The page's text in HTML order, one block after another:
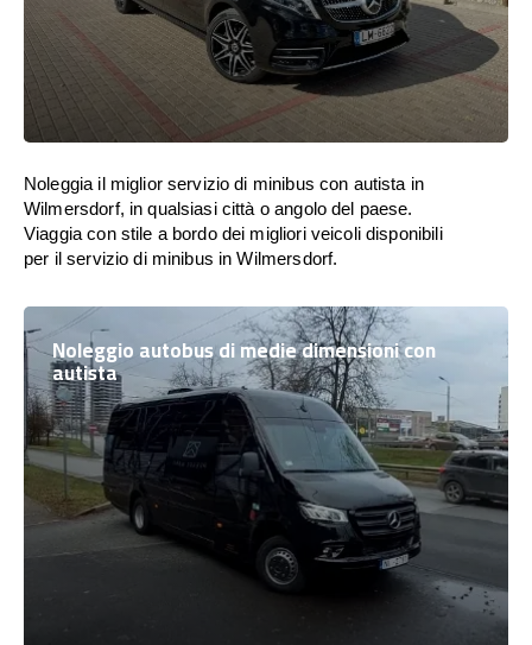
Noleggia il miglior servizio di minibus con autista in
Wilmersdorf, in qualsiasi città o angolo del paese.
Viaggia con stile a bordo dei migliori veicoli disponibili
per il servizio di minibus in Wilmersdorf.
Noleggio autobus di medie dimensioni con
autista